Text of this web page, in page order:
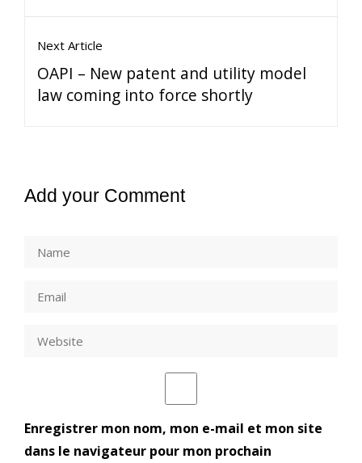
Next Article
OAPI – New patent and utility model
law coming into force shortly
Add your Comment
Enregistrer mon nom, mon e-mail et mon site
dans le navigateur pour mon prochain